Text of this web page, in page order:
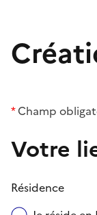
*Champ
Votre
Résidence